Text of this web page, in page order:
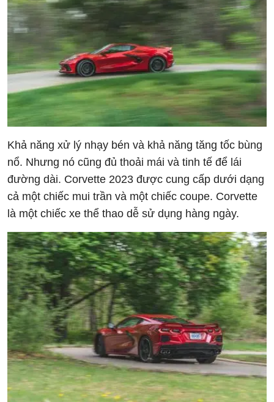
Khả năng xử lý nhạy bén và khả năng tăng tốc bùng
nổ. Nhưng nó cũng đủ thoải mái và tinh tế để lái
đường dài. Corvette 2023 được cung cấp dưới dạng
cả một chiếc mui trần và một chiếc coupe. Corvette
là một chiếc xe thể thao dễ sử dụng hàng ngày.